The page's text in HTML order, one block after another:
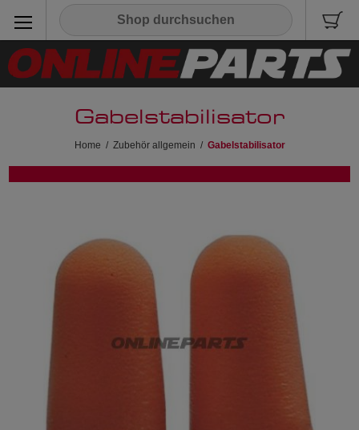
Gabelstabilisator
Home / Zubehör allgemein / Gabelstabilisator